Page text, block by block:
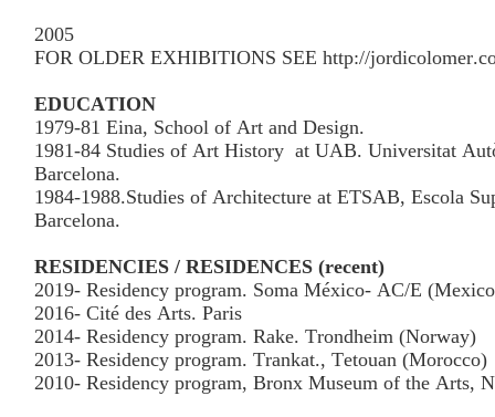
2005
FOR OLDER EXHIBITIONS SEE http://
EDUCATION
1979-81 Eina, School of Art and Design.
1981-84 Studies of Art History at UAB. Universitat
Barcelona.
1984-1988.Studies of Architecture at ETSAB, Escola
Barcelona.
RESIDENCIES / RESIDENCES (recent)
2019- Residency program. Soma México- AC/E
2016- Cité des Arts. Paris
2014- Residency program. Rake. Trondheim (Norway)
2013- Residency program. Trankat., Tetouan (Morocco)
2010- Residency program, Bronx Museum of the Arts,